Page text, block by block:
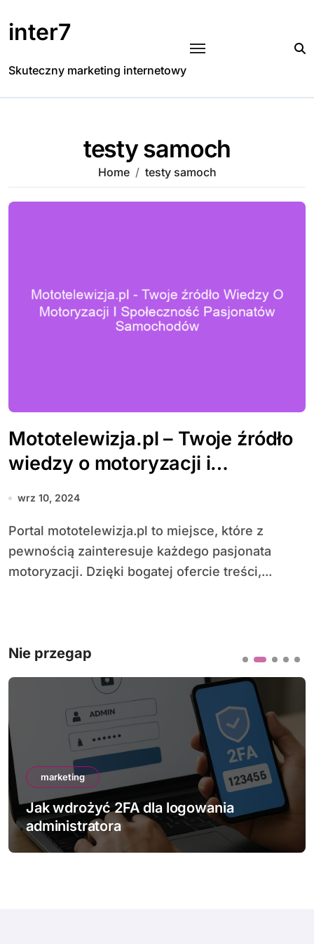
to
content
inter7
Skuteczny marketing internetowy
testy samoch
Home testy samoch
Mototelewizja.pl – Twoje źródło
wiedzy o motoryzacji i
społeczność pasjonatów
wrz 10, 2024
Portal mototelewizja.pl to miejsce, które z
pewnością zainteresuje każdego pasjonata
motoryzacji. Dzięki bogatej ofercie treści,...
Nie przegap
marketing
Jak wdrożyć 2FA dla logowania
administratora